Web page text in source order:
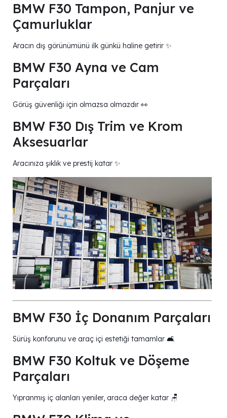
BMW F30 Tampon, Panjur ve
Çamurluklar
Aracın dış görünümünü ilk günkü haline getirir ✨
BMW F30 Ayna ve Cam
Parçaları
Görüş güvenliği için olmazsa olmazdır 👀
BMW F30 Dış Trim ve Krom
Aksesuarlar
Aracınıza şıklık ve prestij katar ✨
BMW F30 İç Donanım Parçaları
Sürüş konforunu ve araç içi estetiği tamamlar 🛋️
BMW F30 Koltuk ve Döşeme
Parçaları
Yıpranmış iç alanları yeniler, araca değer katar 🪑